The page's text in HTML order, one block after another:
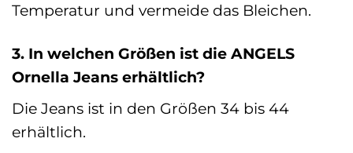
Temperatur und vermeide das Bleichen.
3. In welchen Größen ist die ANGELS
Ornella Jeans erhältlich?
Die Jeans ist in den Größen 34 bis 44
erhältlich.